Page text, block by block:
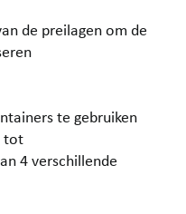
de preilagen om de
te gebruiken
tot
4 verschillende